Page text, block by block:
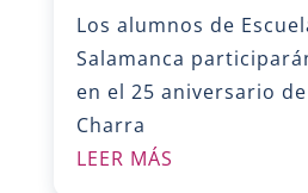
Los alumnos de
Salamanca
en el 25 aniversario
Charra
LEER MÁS